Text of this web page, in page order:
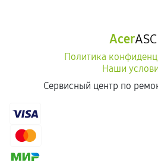
AcerASC
Политика
Наши
Сервисный центр по